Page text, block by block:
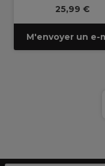
25,99 €
M'envoyer un e-